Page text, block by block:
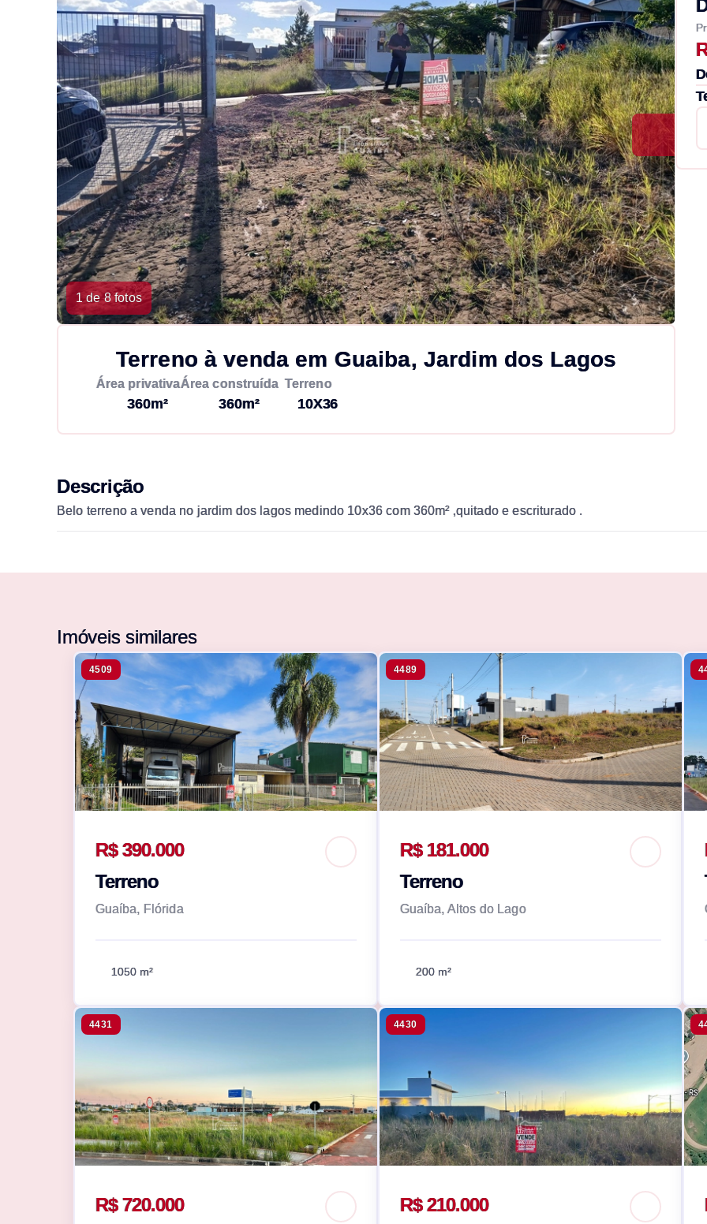
1 de 8 fotos
Terreno à venda em Guaiba, Jardim dos Lagos
Área privativa
360m²
Área construída
360m²
Terreno
10X36
Descrição
Belo terreno a venda no jardim dos lagos medindo 10x36 com 360m² ,quitado e escriturado .
Imóveis similares
4509
R$ 390.000
Terreno
Guaíba, Flórida
1050 m²
4489
R$ 181.000
Terreno
Guaíba, Altos do Lago
200 m²
4431
R$ 720.000
4430
R$ 210.000